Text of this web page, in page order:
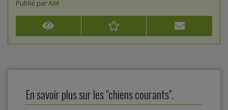
Publié parAM
En savoir plus sur les "chiens courants".